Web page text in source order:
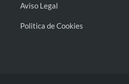
Aviso Legal
Politica de Cookies